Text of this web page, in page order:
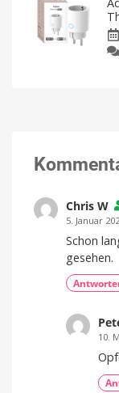
Chris W
5. Januar
Schon
gesehen.
10.